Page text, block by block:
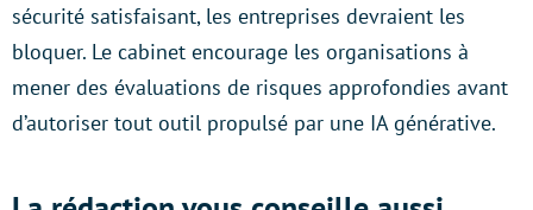
sécurité satisfaisant, les entreprises devraient les
bloquer. Le cabinet encourage les organisations à
mener des évaluations de risques approfondies avant
d’autoriser tout outil propulsé par une IA générative.